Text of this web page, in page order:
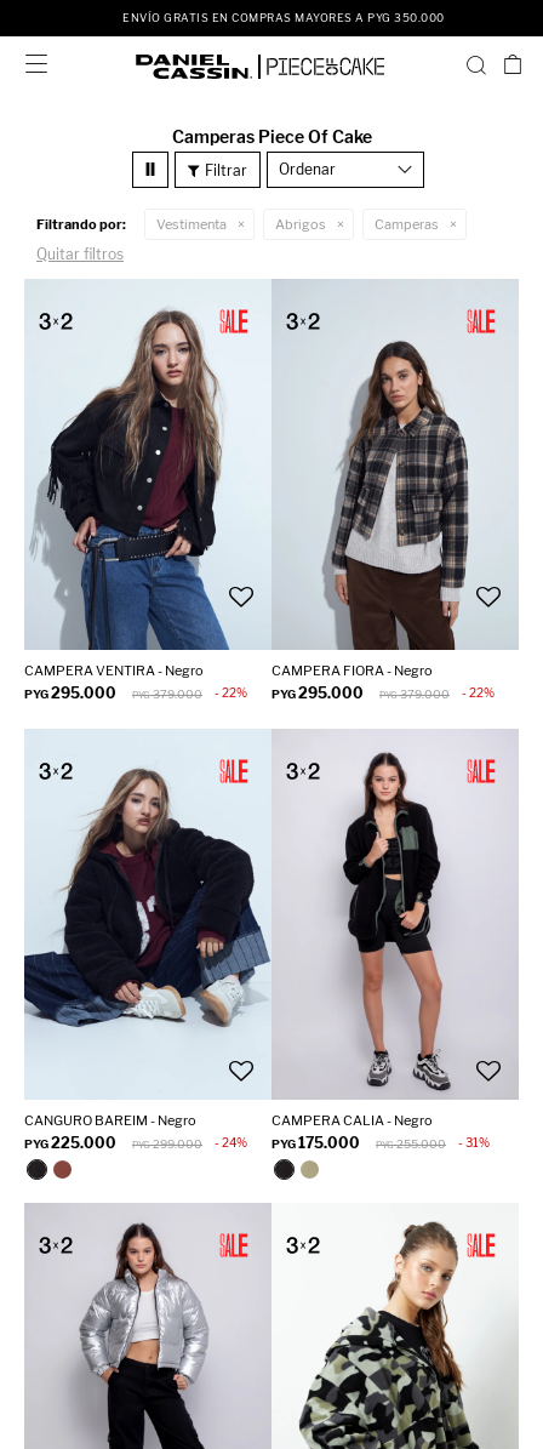
ENVÍO GRATIS EN COMPRAS MAYORES A PYG 350.000

Camperas Piece Of Cake
Recomendados
Filtrando por: Vestimenta Abrigos Camperas
Quitar filtros
CAMPERA VENTIRA - Negro
PYG295.000 PYG 379.000 22
CAMPERA FIORA - Negro
PYG295.000 PYG 379.000 22
CANGURO BAREIM - Negro
PYG225.000 PYG 299.000 24
CAMPERA CALIA - Negro
PYG175.000 PYG 255.000 31